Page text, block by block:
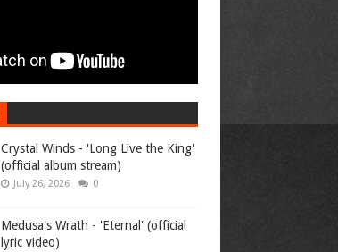
Crystal Winds - 'Long Live the King'
(official album stream)
July 26, 2026 0
Medusa's Wrath - 'Eternal' (official
lyric video)